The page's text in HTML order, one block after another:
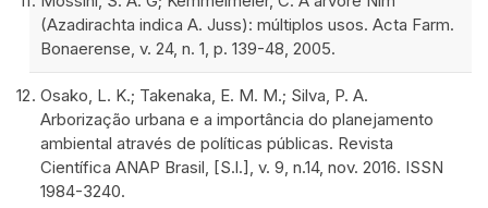
(Azadirachta indica A. Juss): múltiplos usos. Acta Farm.
Bonaerense, v. 24, n. 1, p. 139-48, 2005.
Osako, L. K.; Takenaka, E. M. M.; Silva, P. A.
Arborização urbana e a importância do planejamento
ambiental através de políticas públicas. Revista
Científica ANAP Brasil, [S.l.], v. 9, n.14, nov. 2016. ISSN
1984-3240.